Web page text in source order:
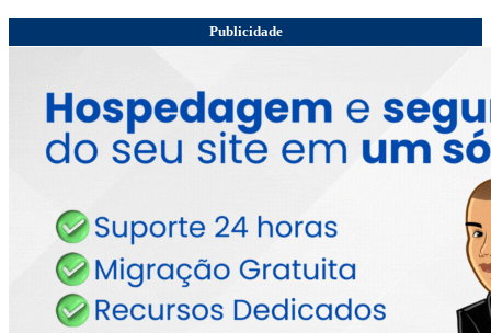
Publicidade